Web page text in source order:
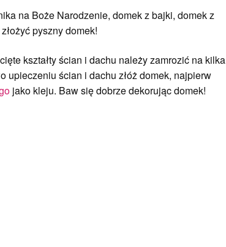
na Boże Narodzenie, domek z bajki, domek z
pyszny domek!
kształty ścian i dachu należy zamrozić na kilka
upieczeniu ścian i dachu złóż domek, najpierw
jako kleju. Baw się dobrze dekorując domek!